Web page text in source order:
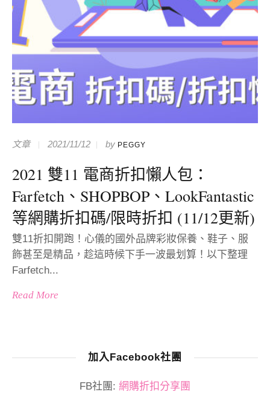
文章 2021/11/12 by PEGGY
2021 雙11 電商折扣懶人包：
Farfetch、SHOPBOP、LookFantastic
等網購折扣碼/限時折扣 (11/12更新)
雙11折扣開跑！心儀的國外品牌彩妝保養、鞋子、服
飾甚至是精品，趁這時候下手一波最划算！以下整理
Farfetch...
Read More
加入Facebook社團
FB社團: 網購折扣分享團